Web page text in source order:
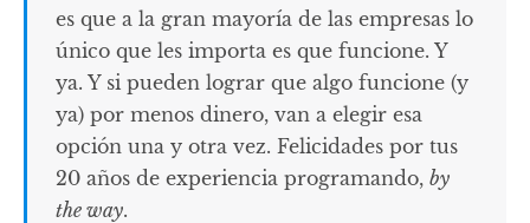
es que a la gran mayoría de las empresas lo
único que les importa es que funcione. Y
ya. Y si pueden lograr que algo funcione (y
ya) por menos dinero, van a elegir esa
opción una y otra vez. Felicidades por tus
20 años de experiencia programando, by
the way.